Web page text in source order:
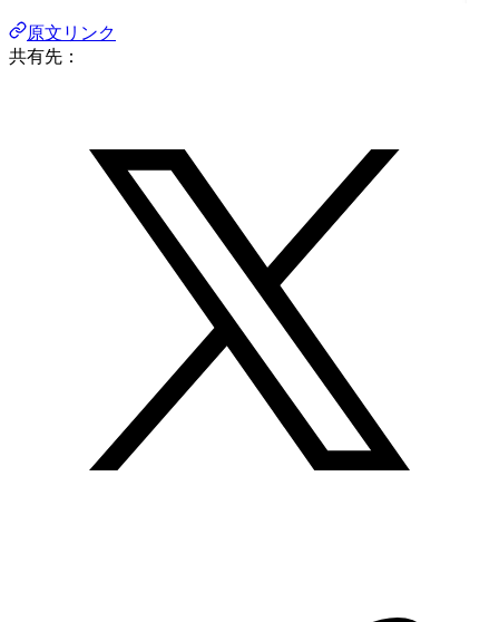
原文リンク
共有先：